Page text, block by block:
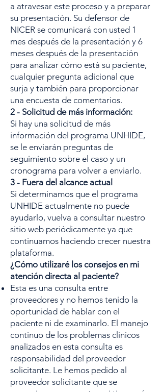
a atravesar este proceso y a preparar
su presentación. Su defensor de
NICER se comunicará con usted 1
mes después de la presentación y 6
meses después de la presentación
para analizar cómo está su paciente,
cualquier pregunta adicional que
surja y también para proporcionar
una encuesta de comentarios.
2 - Solicitud de más información:
Si hay una solicitud de más
información del programa UNHIDE,
se le enviarán preguntas de
seguimiento sobre el caso y un
cronograma para volver a enviarlo.
3 - Fuera del alcance actual
Si determinamos que el programa
UNHIDE actualmente no puede
ayudarlo, vuelva a consultar nuestro
sitio web periódicamente ya que
continuamos haciendo crecer nuestra
plataforma.
¿Cómo utilizaré los consejos en mi
atención directa al paciente?
Esta es una consulta entre
proveedores y no hemos tenido la
oportunidad de hablar con el
paciente ni de examinarlo. El manejo
continuo de los problemas clínicos
analizados en esta consulta es
responsabilidad del proveedor
solicitante. Le hemos pedido al
proveedor solicitante que se